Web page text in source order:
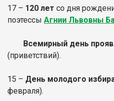
17 – 120 лет со дня
поэтессы Агнии Львовны
Всемирный день
(приветствий).
15 – День молодого
февраля).